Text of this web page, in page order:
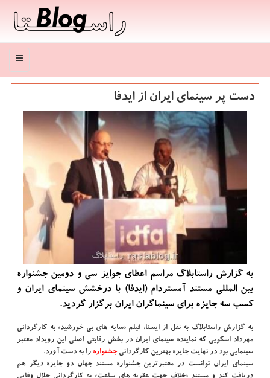
منو
دست پر سینمای ایران از ایدفا
به گزارش راستابلاگ مراسم اعطای جوایز سی و دومین جشنواره
بین المللی مستند آمستردام (ایدفا) با درخشش سینمای ایران و
كسب سه جایزه برای سینماگران ایران برگزار گردید.
به گزارش راستابلاگ به نقل از ایسنا، فیلم «سایه های بی خورشید» به كارگردانی
مهرداد اسكویی كه نماینده سینمای ایران در بخش رقابتی اصلی این رویداد معتبر
سینمایی بود در نهایت جایزه بهترین كارگردانی جشنواره را به دست آورد.
سینمای ایران توانست در معتبرترین جشنواره مستند جهان دو جایزه دیگر هم
دریافت كند و مستند «خلاف جهت عقربه های ساعت» به كارگردانی جلال وفایی